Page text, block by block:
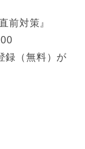
前対策』
録（無料）が